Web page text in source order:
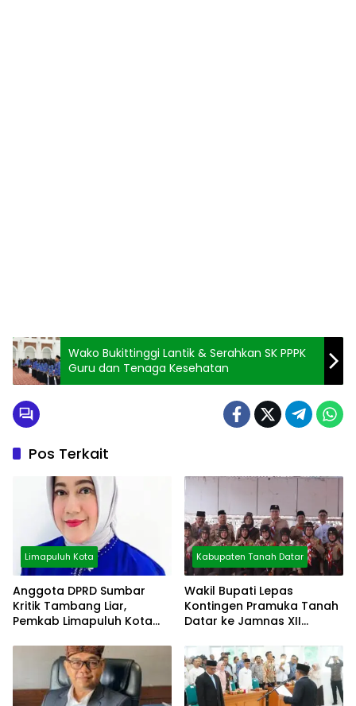
Wako Bukittinggi Lantik & Serahkan SK PPPK
Guru dan Tenaga Kesehatan
Pos Terkait
Limapuluh Kota
Anggota DPRD Sumbar
Kritik Tambang Liar,
Pemkab Limapuluh Kota
Kabupaten Tanah Datar
Wakil Bupati Lepas
Kontingen Pramuka Tanah
Datar ke Jamnas XII